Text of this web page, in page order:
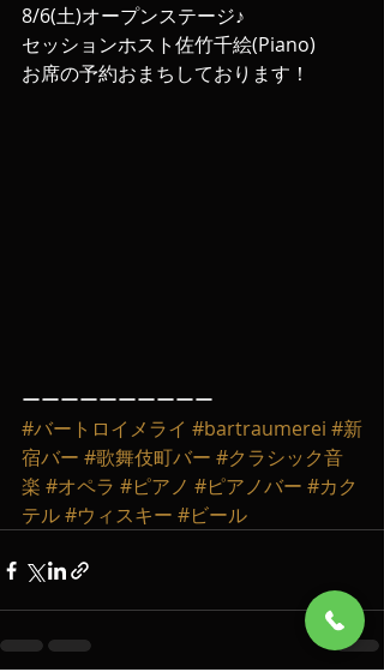
8/6(土)オープンステージ♪
セッションホスト佐竹千絵(Piano)
お席の予約おまちしております！
ーーーーーーーーーー
#バートロイメライ #bartraumerei #新
宿バー #歌舞伎町バー #クラシック音
楽 #オペラ #ピアノ #ピアノバー #カク
テル#ウィスキー #ビール